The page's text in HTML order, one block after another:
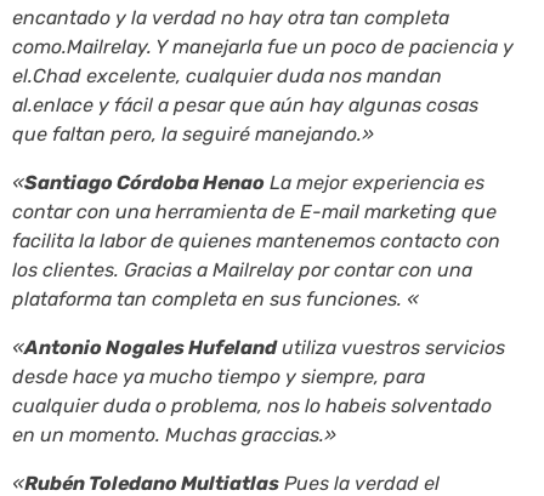
encantado y la verdad no hay otra tan completa
como.Mailrelay. Y manejarla fue un poco de paciencia y
el.Chad excelente, cualquier duda nos mandan
al.enlace y fácil a pesar que aún hay algunas cosas
que faltan pero, la seguiré manejando.»
«Santiago Córdoba Henao La mejor experiencia es
contar con una herramienta de E-mail marketing que
facilita la labor de quienes mantenemos contacto con
los clientes. Gracias a Mailrelay por contar con una
plataforma tan completa en sus funciones. «
«Antonio Nogales Hufelandutiliza vuestros servicios
desde hace ya mucho tiempo y siempre, para
cualquier duda o problema, nos lo habeis solventado
en un momento. Muchas graccias.»
«Rubén Toledano Multiatlas Pues la verdad el